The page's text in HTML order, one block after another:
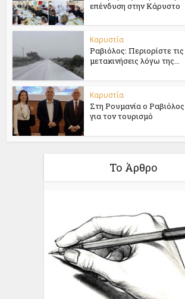
επένδυση στην Κάρυστο
Καρυστία
Ραβιόλος: Περιορίστε τις
μετακινήσεις λόγω της...
Καρυστία
Στη Ρουμανία ο Ραβιόλος
για τον τουρισμό
Το Άρθρο